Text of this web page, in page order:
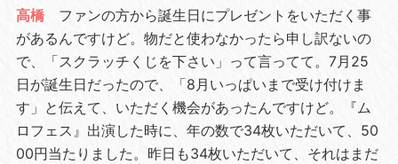
高橋
ファンの方から誕生日にプレゼントをいただく事
があるんですけど。物だと使わなかったら申し訳ないの
で、「スクラッチくじを下さい」って言ってて。7月25
日が誕生日だったので、「8月いっぱいまで受け付けま
す」と伝えて、いただく機会があったんですけど。『ム
ロフェス』出演した時に、年の数で34枚いただいて、50
00円当たりました。昨日も34枚いただいて、それはまだ